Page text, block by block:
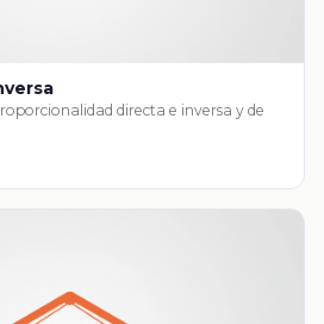
directa e inversa y de